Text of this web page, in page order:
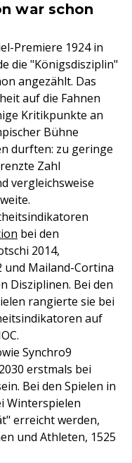
war schon
Premiere 1924 in
die "Königsdisziplin"
angezählt. Das
auf die Fahnen
Kritikpunkte an
Bühne
durften: zu geringe
Zahl
vergleichsweise
bei den
2014,
und Mailand-Cortina
Disziplinen. Bei den
rangierte sie bei
auf
Synchro9
erstmals bei
Bei den Spielen in
Winterspielen
erreicht werden,
und Athleten, 1525